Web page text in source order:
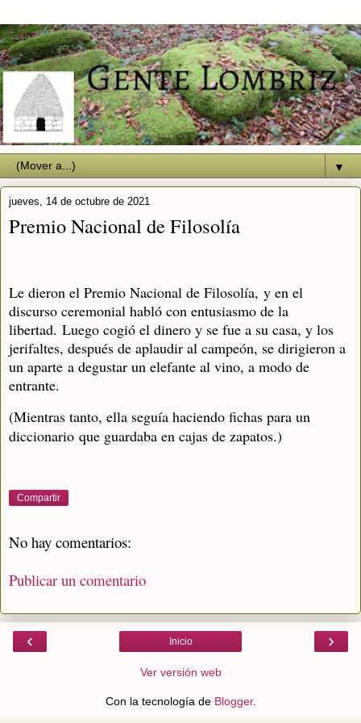
▼
jueves, 14 de octubre de 2021
Premio Nacional de Filosolía
Le dieron el Premio Nacional de Filosolía, y en el
discurso ceremonial habló con entusiasmo de la
libertad. Luego cogió el dinero y se fue a su casa, y los
jerifaltes, después de aplaudir al campeón, se dirigieron a
un aparte a degustar un elefante al vino, a modo de
entrante.
(Mientras tanto, ella seguía haciendo fichas para un
diccionario que guardaba en cajas de zapatos.)
Compartir
No hay comentarios:
Publicar un comentario
‹ ›
Inicio
Ver versión web
Con la tecnología de Blogger.